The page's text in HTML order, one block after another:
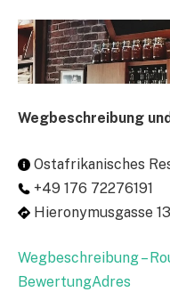
Wegbeschreibung
Ostafrikanisches
+49 176 72276191
Hieronymusgasse
Wegbeschreibung –
BewertungAdres